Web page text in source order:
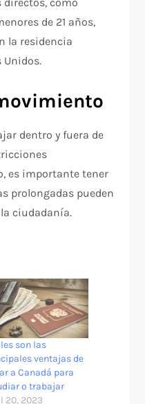
de 21 años,
la residencia
Unidos.
dentro y fuera de
es importante tener
prolongadas pueden
ciudadanía.
son las
ventajas de
a Canadá para
o trabajar
20, 2023